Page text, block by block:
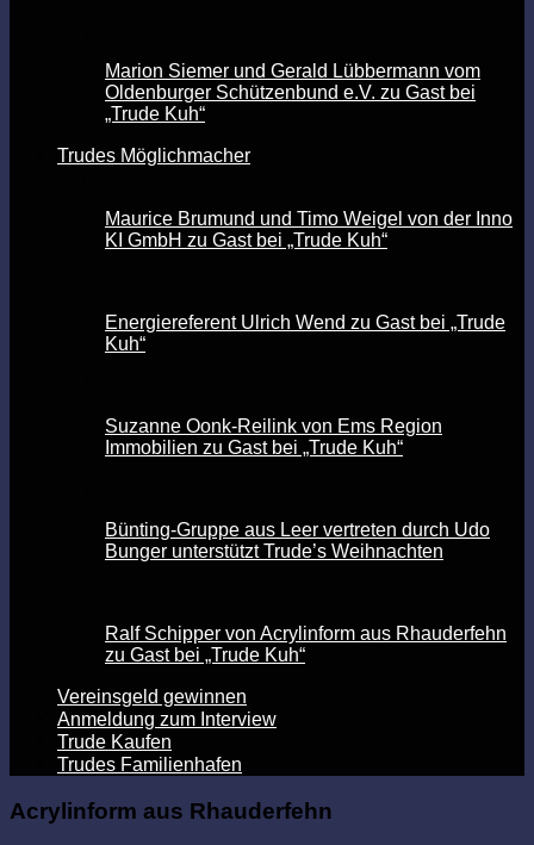
Marion Siemer und Gerald Lübbermann vom
Oldenburger Schützenbund e.V. zu Gast bei
„Trude Kuh“
Trudes Möglichmacher
Maurice Brumund und Timo Weigel von der Inno
KI GmbH zu Gast bei „Trude Kuh“
Energiereferent Ulrich Wend zu Gast bei „Trude
Kuh“
Suzanne Oonk-Reilink von Ems Region
Immobilien zu Gast bei „Trude Kuh“
Bünting-Gruppe aus Leer vertreten durch Udo
Bunger unterstützt Trude’s Weihnachten
Ralf Schipper von Acrylinform aus Rhauderfehn
zu Gast bei „Trude Kuh“
Vereinsgeld gewinnen
Anmeldung zum Interview
Trude Kaufen
Trudes Familienhafen
Acrylinform aus Rhauderfehn